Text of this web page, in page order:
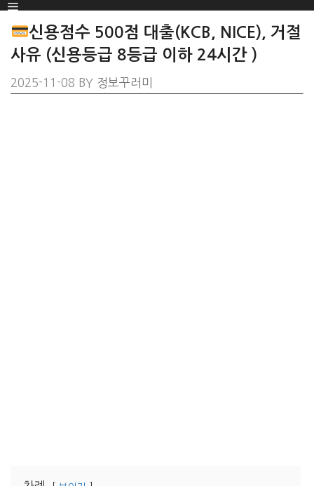
SKIP
TO
CONTENT
Menu
신용점수 500점 대출(KCB, NICE), 거절
사유 (신용등급 8등급 이하 24시간 )
2025-11-08 BY 정보꾸러미